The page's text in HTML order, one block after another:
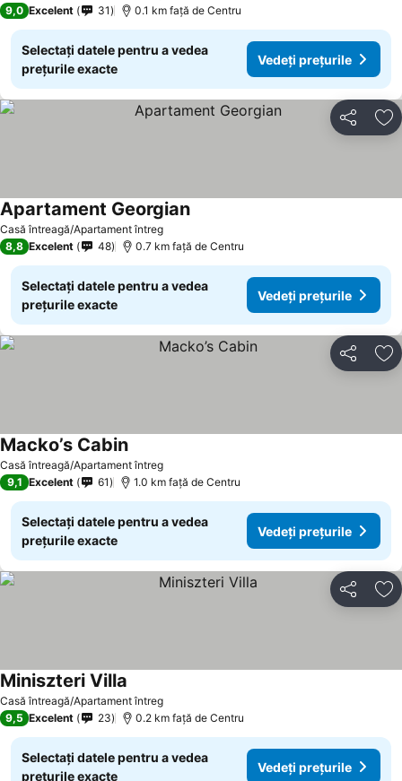
9,0 Excelent 31 0.1 km faţă de Centru
Selectați datele pentru a vedea
prețurile exacte
Vedeți prețurile
Distribuiți
Casă întreagă/Apartament întreg
Apartament Georgian
8,8 Excelent 48 0.7 km faţă de Centru
Selectați datele pentru a vedea
prețurile exacte
Vedeți prețurile
Distribuiți
Casă întreagă/Apartament întreg
Macko’s Cabin
9,1 Excelent 61 1.0 km faţă de Centru
Selectați datele pentru a vedea
prețurile exacte
Vedeți prețurile
Distribuiți
Casă întreagă/Apartament întreg
Miniszteri Villa
9,5 Excelent 23 0.2 km faţă de Centru
Selectați datele pentru a vedea
prețurile exacte
Vedeți prețurile